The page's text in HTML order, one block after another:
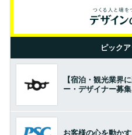
ピック
【宿泊・観光業界
ー・デザイナー募集
お客様の心を動か